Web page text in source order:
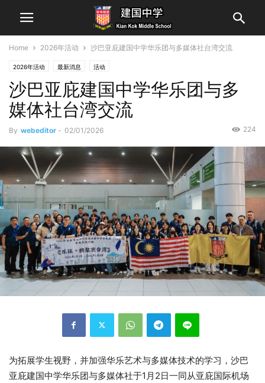
Home 2026年活动 沙巴亚庇建国中学华乐团与多媒体社台湾交流
2026年活动 最新消息 活动
沙巴亚庇建国中学华乐团与多
媒体社台湾交流
By webeditor - 02/01/2026 224
为拓展学生视野，并加强华乐艺术与多媒体技术的学习，沙巴
亚庇建国中学华乐团与多媒体社于1月2日一同从亚庇国际机场